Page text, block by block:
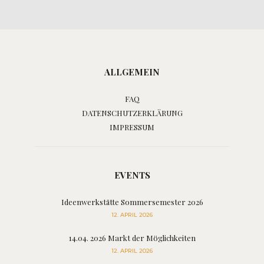
ALLGEMEIN
FAQ
DATENSCHUTZERKLÄRUNG
IMPRESSUM
EVENTS
Ideenwerkstätte Sommersemester 2026
12. APRIL 2026
14.04. 2026 Markt der Möglichkeiten
12. APRIL 2026